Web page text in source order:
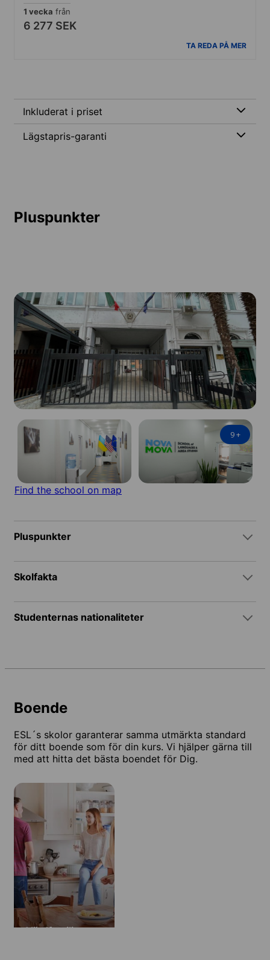
1 vecka från
6 277 SEK
TA REDA PÅ MER
Inkluderat i priset
Lägstapris-garanti
Pluspunkter
9+
Find the school on map
Pluspunkter
Skolfakta
Studenternas nationaliteter
Boende
ESL´s skolor garanterar samma utmärkta standard
för ditt boende som för din kurs. Vi hjälper gärna till
med att hitta det bästa boendet för Dig.
Värdfamilj